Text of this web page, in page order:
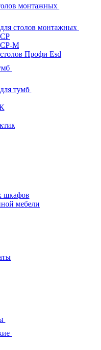
монтажных
столов монтажных
СР-М
Профи Esd
тумб
шкафов
мебели